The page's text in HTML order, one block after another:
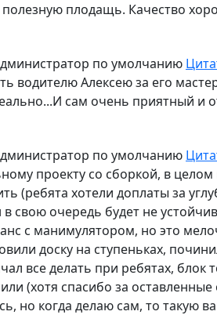
плодащь. Качество
по умолчанию
водителю Алексею за его
сам очень приятный
по умолчанию
проекту со сборкой, в
(ребята хотели доплаты за
в свою очередь будет не
с манимулятором, но это
доску на ступеньках,
все делать при ребятах,
(хотя спасибо за
но когда делаю сам, то такую